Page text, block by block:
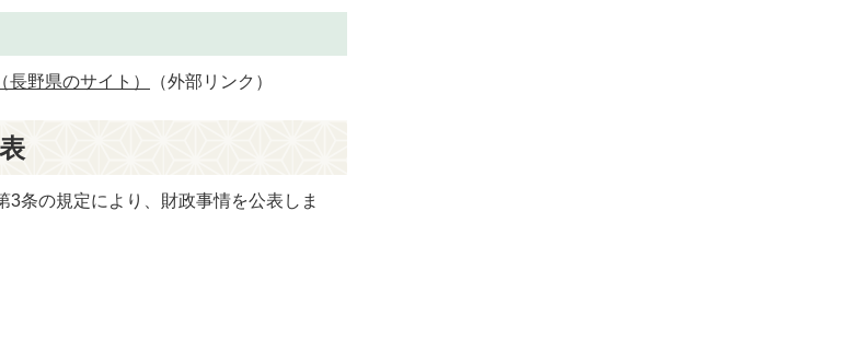
野県のサイト） （外部リンク）
条の規定により、財政事情を公表しま